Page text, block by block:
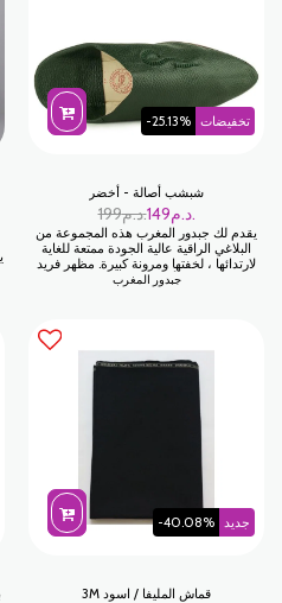
تخفيضات -25.13%
شبشب أصالة - أخضر
199 د.م.149 د.م.
يقدم لك جبدور المغرب هذه المجموعة من
البلاغي الراقية عالية الجودة ممتعة للغاية
لارتدائها ، لخفتها ومرونة كبيرة. مظهر فريد
بألوان جميلة.
جبدور المغرب
جديد -40.08%
قماش المليفا / اسود 3M